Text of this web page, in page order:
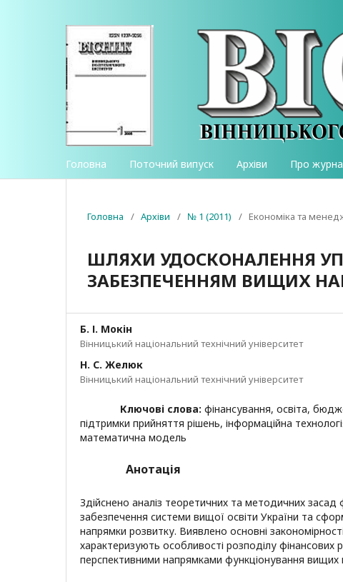
Головна Поточний випуск Архіви Про
Головна / Архіви / № 1 (2011) / Економіка та
ШЛЯХИ УДОСКОНАЛЕННЯ
ЗАБЕЗПЕЧЕННЯМ ВИЩИХ
Б. І. Мокін
Вінницький національний технічний університет
Н. С. Желюк
Вінницький національний технічний університет
Ключові слова: фінансування, освіта,
підтримки прийняття рішень, інформаційна
математична модель
Анотація
Здійснено аналіз теоретичних та методичних засад
забезпечення системи вищої освіти України та
напрямки розвитку. Виявлено основні
характеризують особливості розподілу фінансових
перспективними напрямками функціонування вищих